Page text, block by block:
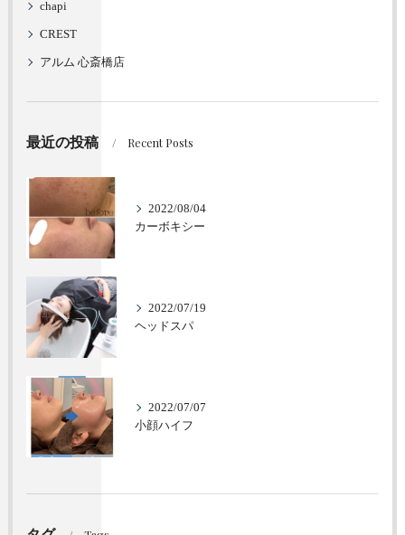
chapi
CREST
アルム 心斎橋店
最近の投稿 Recent Posts
2022/08/04
カーボキシー
2022/07/19
ヘッドスパ
2022/07/07
小顔ハイフ